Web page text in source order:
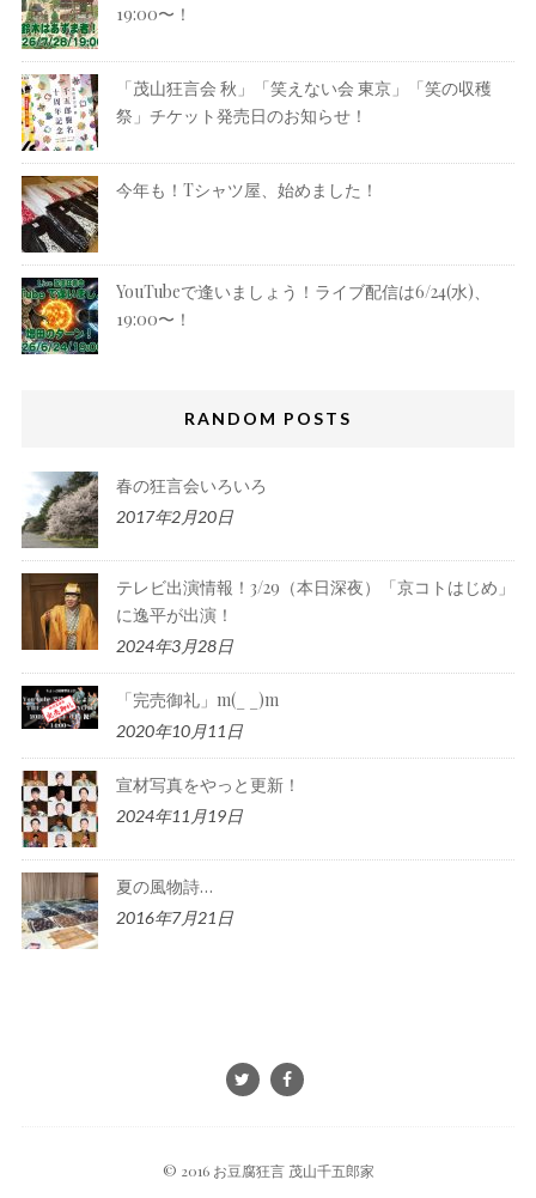
19:00〜！
「茂山狂言会 秋」「笑えない会 東京」「笑の収穫
祭」チケット発売日のお知らせ！
今年も！Tシャツ屋、始めました！
YouTubeで逢いましょう！ライブ配信は6/24(水)、
19:00〜！
RANDOM POSTS
春の狂言会いろいろ
2017年2月20日
テレビ出演情報！3/29（本日深夜）「京コトはじめ」
に逸平が出演！
2024年3月28日
「完売御礼」m(_ _)m
2020年10月11日
宣材写真をやっと更新！
2024年11月19日
夏の風物詩…
2016年7月21日
© 2016 お豆腐狂言 茂山千五郎家